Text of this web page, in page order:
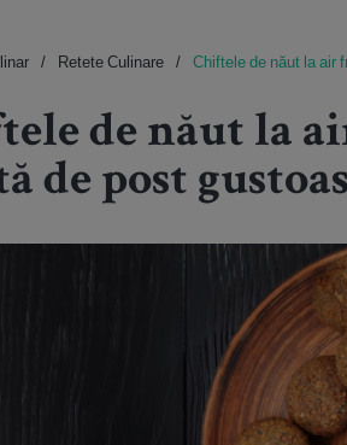
Retete Culinare Chiftele de năut la air
de năut la
de post